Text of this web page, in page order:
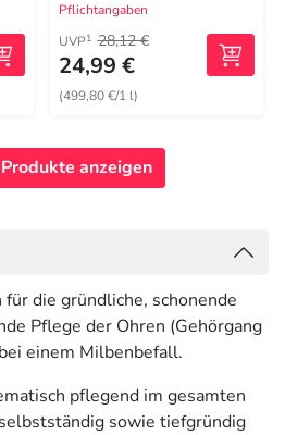
Pflichtangaben
UVP1 28,12 €
24,99 €
(499,80 €/1 l)
anzeigen
die gründliche, schonende
Pflege der Ohren (Gehörgang
einem Milbenbefall.
pflegend im gesamten
sowie tiefgründig